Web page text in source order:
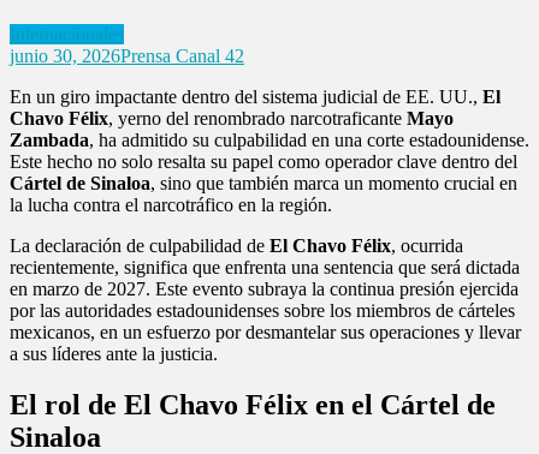
Internacionales
junio 30, 2026Prensa Canal 42
En un giro impactante dentro del sistema judicial de EE. UU., El
Chavo Félix, yerno del renombrado narcotraficante Mayo
Zambada, ha admitido su culpabilidad en una corte estadounidense.
Este hecho no solo resalta su papel como operador clave dentro del
Cártel de Sinaloa, sino que también marca un momento crucial en
la lucha contra el narcotráfico en la región.
La declaración de culpabilidad de El Chavo Félix, ocurrida
recientemente, significa que enfrenta una sentencia que será dictada
en marzo de 2027. Este evento subraya la continua presión ejercida
por las autoridades estadounidenses sobre los miembros de cárteles
mexicanos, en un esfuerzo por desmantelar sus operaciones y llevar
a sus líderes ante la justicia.
El rol de El Chavo Félix en el Cártel de
Sinaloa